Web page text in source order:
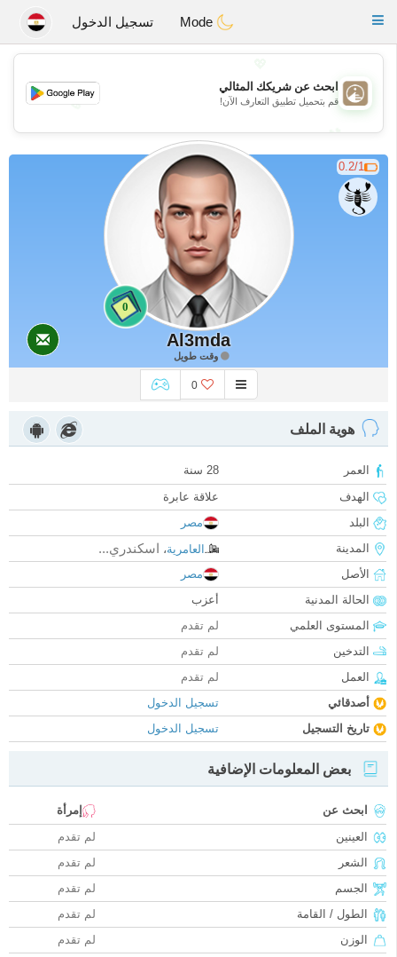
Bahebik
Toggle
تسجيل الدخول
💖
💕
💕
ابحث عن شريكك المثالي
قم بتحميل تطبيق التعارف الآن!
0.2/1
0
Al3mda
وقت طويل
0
هوية الملف
العمر
28 سنة
الهدف
علاقة عابرة
البلد
مصر
المدينة
العامرية، اسكندري...
الأصل
مصر
الحالة المدنية
أعزب
المستوى العلمي
لم تقدم
التدخين
لم تقدم
العمل
لم تقدم
أصدقائي
تسجيل الدخول
تاريخ التسجيل
تسجيل الدخول
بعض المعلومات الإضافية
ابحث عن
إمرأة
العينين
لم تقدم
الشعر
لم تقدم
الجسم
لم تقدم
الطول / القامة
لم تقدم
الوزن
لم تقدم